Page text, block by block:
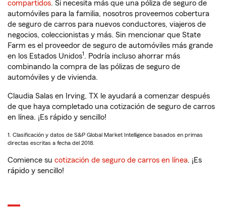
compartidos. Si necesita más que una póliza de seguro de
automóviles para la familia, nosotros proveemos cobertura
de seguro de carros para nuevos conductores, viajeros de
negocios, coleccionistas y más. Sin mencionar que State
Farm es el proveedor de seguro de automóviles más grande
en los Estados Unidos1 . Podría incluso ahorrar más
combinando la compra de las pólizas de seguro de
automóviles y de vivienda.
Claudia Salas en Irving, TX le ayudará a comenzar después
de que haya completado una cotización de seguro de carros
en línea. ¡Es rápido y sencillo!
1. Clasificación y datos de S&P Global Market Intelligence basados en primas
directas escritas a fecha del 2018.
Comience su cotización de seguro de carros en línea. ¡Es
rápido y sencillo!